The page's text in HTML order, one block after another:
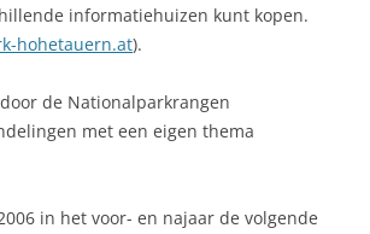
informatiehuizen kunt kopen.
hohetauern.at).
de Nationalparkrangen
met een eigen thema
in het voor- en najaar de volgende